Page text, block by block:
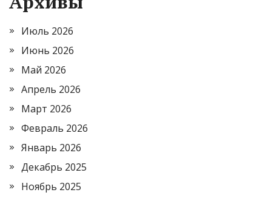
Июль 2026
Июнь 2026
Май 2026
Апрель 2026
Март 2026
Февраль 2026
Январь 2026
Декабрь 2025
Ноябрь 2025